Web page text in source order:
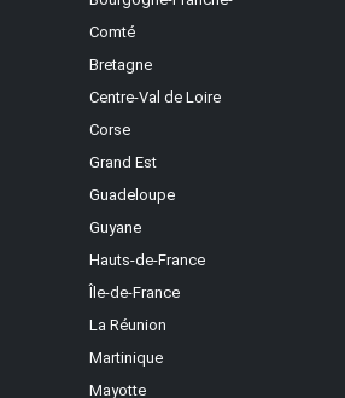
Comté
Bretagne
Centre-Val de Loire
Corse
Grand Est
Guadeloupe
Guyane
Hauts-de-France
Île-de-France
La Réunion
Martinique
Mayotte